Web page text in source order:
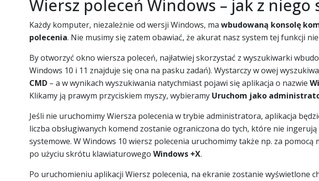
Wiersz poleceń Windows – jak z niego
Każdy komputer, niezależnie od wersji Windows, ma wbudowaną konsolę
polecenia. Nie musimy się zatem obawiać, że akurat nasz system tej funkcji
By otworzyć okno wiersza poleceń, najłatwiej skorzystać z wyszukiwarki
Windows 10 i 11 znajduje się ona na pasku zadań). Wystarczy w owej
CMD– a w wynikach wyszukiwania natychmiast pojawi się aplikacja o nazwie
Klikamy ją prawym przyciskiem myszy, wybieramy Uruchom jako
Jeśli nie uruchomimy Wiersza polecenia w trybie administratora, aplikacja
liczba obsługiwanych komend zostanie ograniczona do tych, które nie
systemowe. W Windows 10 wiersz polecenia uruchomimy także np. za pomocą
po użyciu skrótu klawiaturowego Windows +X.
Po uruchomieniu aplikacji Wiersz polecenia, na ekranie zostanie wyświetlone